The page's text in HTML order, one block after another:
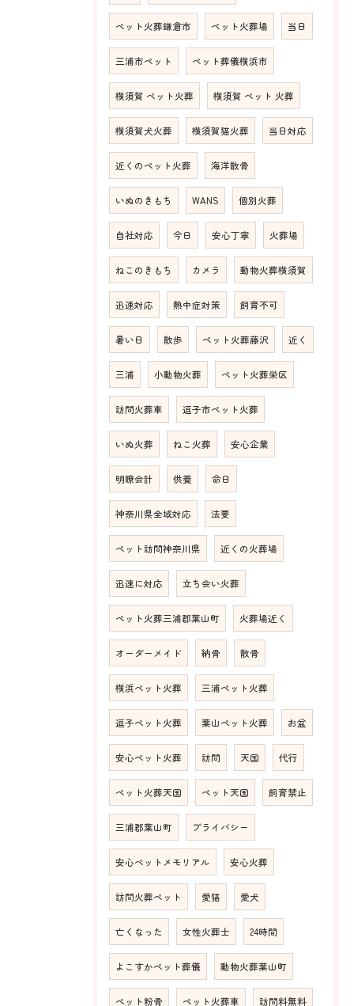
ペット火葬鎌倉市 ペット火葬場 当日
三浦市ペット ペット葬儀横浜市
横須賀 ペット火葬 横須賀 ペット 火葬
横須賀犬火葬 横須賀猫火葬 当日対応
近くのペット火葬 海洋散骨
いぬのきもち WANS 個別火葬
自社対応 今日 安心丁寧 火葬場
ねこのきもち カメラ 動物火葬横須賀
迅速対応 熱中症対策 飼育不可
暑い日 散歩 ペット火葬藤沢 近く
三浦 小動物火葬 ペット火葬栄区
訪問火葬車 逗子市ペット火葬
いぬ火葬 ねこ火葬 安心企業
明瞭会計 供養 命日
神奈川県全域対応 法要
ペット訪問神奈川県 近くの火葬場
迅速に対応 立ち会い火葬
ペット火葬三浦郡葉山町 火葬場近く
オーダーメイド 納骨 散骨
横浜ペット火葬 三浦ペット火葬
逗子ペット火葬 葉山ペット火葬 お盆
安心ペット火葬 訪問 天国 代行
ペット火葬天国 ペット天国 飼育禁止
三浦郡葉山町 プライバシー
安心ペットメモリアル 安心火葬
訪問火葬ペット 愛猫 愛犬
亡くなった 女性火葬士 24時間
よこすかペット葬儀 動物火葬葉山町
ペット粉骨 ペット火葬車 訪問料無料